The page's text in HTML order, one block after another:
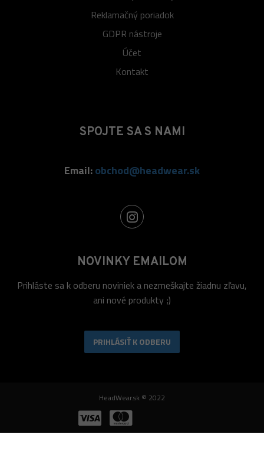
Reklamačný poriadok
GDPR nástroje
Účet
Kontakt
SPOJTE SA S NAMI
Email:obchod@headwear.sk
NOVINKY EMAILOM
Prihláste sa k odberu noviniek a nezmeškajte žiadnu zľavu,
ani nové produkty ;)
PRIHLÁSIŤ K ODBERU
HeadWear.sk © 2022